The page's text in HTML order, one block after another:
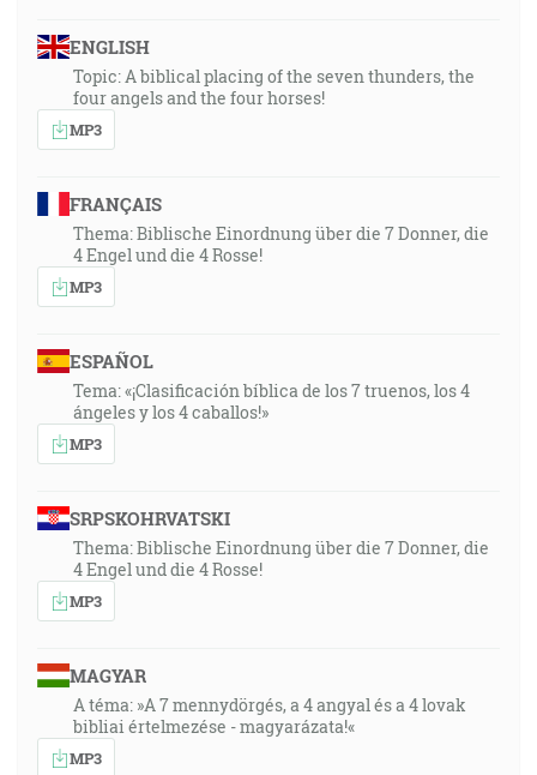
ENGLISH
Topic: A biblical placing of the seven thunders, the
four angels and the four horses!
MP3
FRANÇAIS
Thema: Biblische Einordnung über die 7 Donner, die
4 Engel und die 4 Rosse!
MP3
ESPAÑOL
Tema: «¡Clasificación bíblica de los 7 truenos, los 4
ángeles y los 4 caballos!»
MP3
SRPSKOHRVATSKI
Thema: Biblische Einordnung über die 7 Donner, die
4 Engel und die 4 Rosse!
MP3
MAGYAR
A téma: »A 7 mennydörgés, a 4 angyal és a 4 lovak
bibliai értelmezése - magyarázata!«
MP3